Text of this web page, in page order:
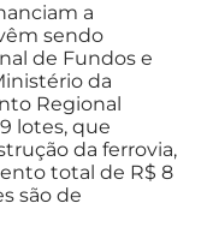
a
sendo
de Fundos e
da
Regional
lotes, que
da ferrovia,
total de R$ 8
são de